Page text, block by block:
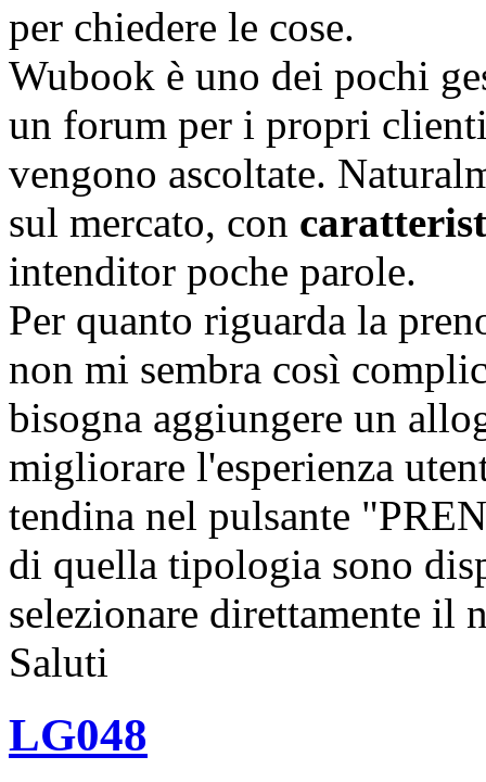
per chiedere le cose.
Wubook è uno dei pochi
un forum per i propri
vengono ascoltate.
sul mercato, con
intenditor poche parole.
Per quanto riguarda la
non mi sembra così
bisogna aggiungere un
migliorare l'esperienza
tendina nel pulsante
di quella tipologia sono
selezionare direttamente il
Saluti
LG048